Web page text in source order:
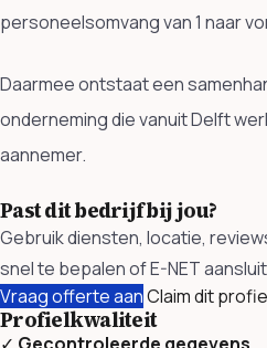
personeelsomvang van 1 naar
Daarmee ontstaat een
onderneming die vanuit Delft
aannemer.
Past dit bedrijf bij jou?
Gebruik diensten, locatie,
snel te bepalen of E-NET
Vraag offerte aanClaim dit
Profielkwaliteit
✓ Gecontroleerde gegevens